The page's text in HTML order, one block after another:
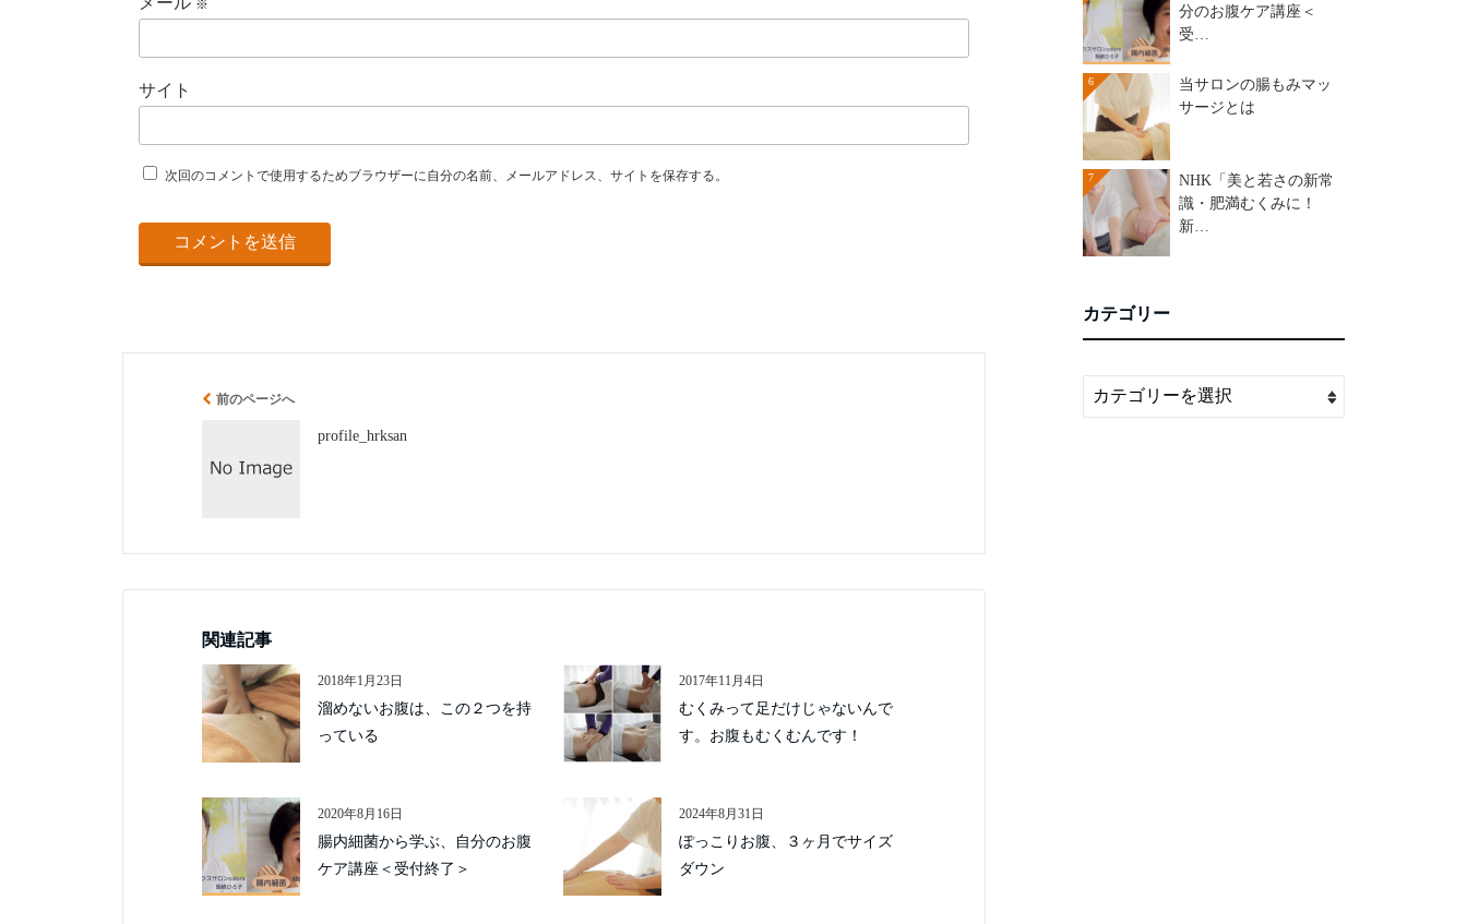
※
サイト
次回のコメントで使用するためブラウザーに自分の名前、メールアドレス、サイトを保存する。
前のページへ
profile_hrksan
関連記事
2018年1月23日
溜めないお腹は、この２つを持
っている
2017年11月4日
むくみって足だけじゃないんで
す。お腹もむくむんです！
2020年8月16日
腸内細菌から学ぶ、自分のお腹
ケア講座＜受付終了＞
2024年8月31日
ぽっこりお腹、３ヶ月でサイズ
ダウン
分のお腹ケア講座＜
受…
6
当サロンの腸もみマッ
サージとは
7
NHK「美と若さの新常
識・肥満むくみに！
新…
カテゴリー